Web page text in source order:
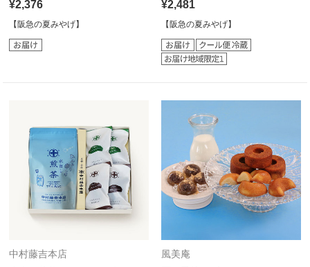
¥2,376
【阪急の夏みやげ】
¥2,481
【阪急の夏みやげ】
中村藤吉本店
風美庵